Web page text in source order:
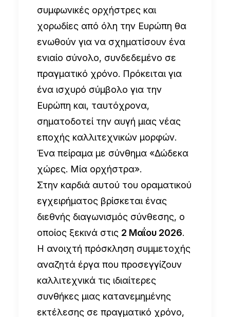
συμφωνικές ορχήστρες και
χορωδίες από όλη την Ευρώπη θα
ενωθούν για να σχηματίσουν ένα
ενιαίο σύνολο, συνδεδεμένο σε
πραγματικό χρόνο. Πρόκειται για
ένα ισχυρό σύμβολο για την
Ευρώπη και, ταυτόχρονα,
σηματοδοτεί την αυγή μιας νέας
εποχής καλλιτεχνικών μορφών.
Ένα πείραμα με σύνθημα «Δώδεκα
χώρες. Μία ορχήστρα».
Στην καρδιά αυτού του οραματικού
εγχειρήματος βρίσκεται ένας
διεθνής διαγωνισμός σύνθεσης, ο
οποίος ξεκινά στις 2 Μαΐου 2026.
Η ανοιχτή πρόσκληση συμμετοχής
αναζητά έργα που προσεγγίζουν
καλλιτεχνικά τις ιδιαίτερες
συνθήκες μιας κατανεμημένης
εκτέλεσης σε πραγματικό χρόνο,